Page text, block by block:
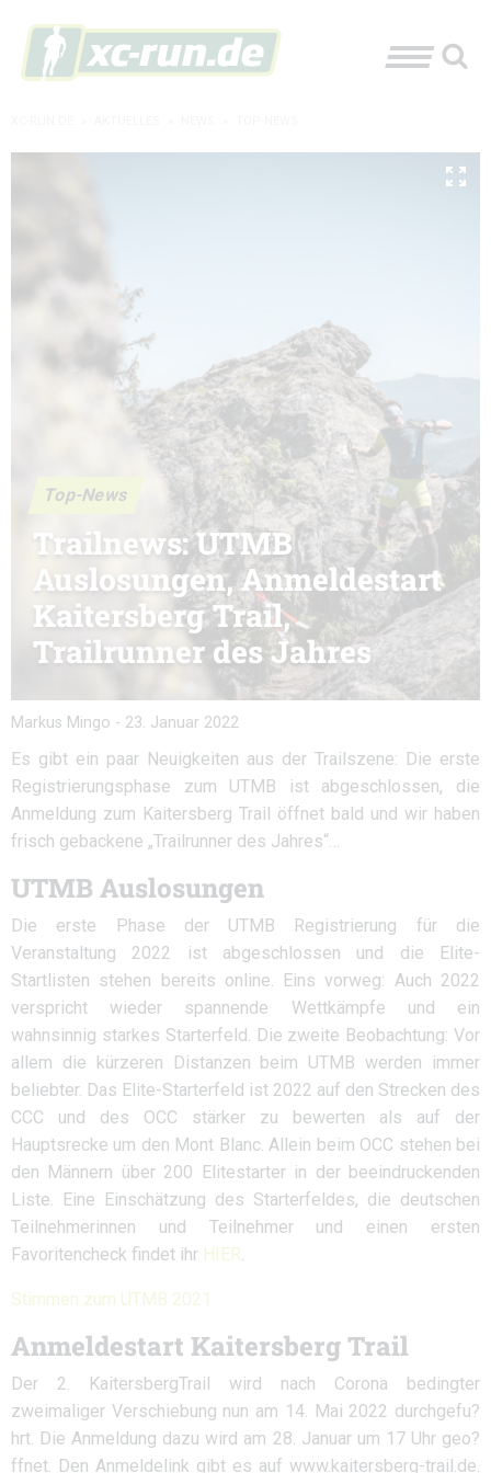
Top-News
Trailnews: UTMB
Auslosungen, Anmeldestart
Kaitersberg Trail,
Trailrunner des Jahres
Markus Mingo - 23. Januar 2022
Es gibt ein paar Neuigkeiten aus der Trailszene: Die erste
Registrierungsphase zum UTMB ist abgeschlossen, die
Anmeldung zum Kaitersberg Trail öffnet bald und wir haben
frisch gebackene „Trailrunner des Jahres“…
UTMB Auslosungen
Die erste Phase der UTMB Registrierung für die
Veranstaltung 2022 ist abgeschlossen und die Elite-
Startlisten stehen bereits online. Eins vorweg: Auch 2022
verspricht wieder spannende Wettkämpfe und ein
wahnsinnig starkes Starterfeld. Die zweite Beobachtung: Vor
allem die kürzeren Distanzen beim UTMB werden immer
beliebter. Das Elite-Starterfeld ist 2022 auf den Strecken des
CCC und des OCC stärker zu bewerten als auf der
Hauptsrecke um den Mont Blanc. Allein beim OCC stehen bei
den Männern über 200 Elitestarter in der beeindruckenden
Liste. Eine Einschätzung des Starterfeldes, die deutschen
Teilnehmerinnen und Teilnehmer und einen ersten
Favoritencheck findet ihr HIER.
Stimmen zum UTMB 2021
Anmeldestart Kaitersberg Trail
Der 2. KaitersbergTrail wird nach Corona bedingter
zweimaliger Verschiebung nun am 14. Mai 2022 durchgefu?
hrt. Die Anmeldung dazu wird am 28. Januar um 17 Uhr geo?
ffnet. Den Anmeldelink gibt es auf www.kaitersberg-trail.de.